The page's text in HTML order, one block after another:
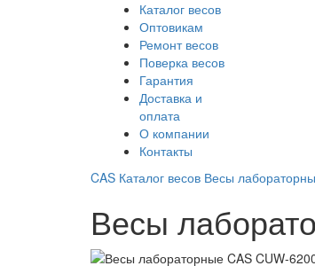
Каталог весов
Оптовикам
Ремонт весов
Поверка весов
Гарантия
Доставка и
оплата
О компании
Контакты
CAS Каталог весов Весы
Весы